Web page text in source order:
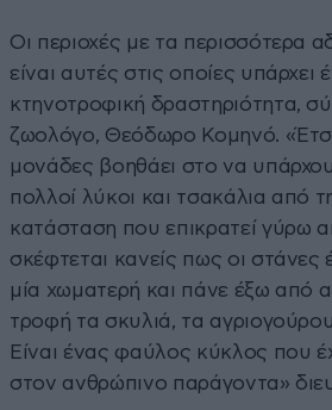
Οι περιοχές με τα περισσότερα
είναι αυτές στις οποίες υπάρχει
κτηνοτροφική δραστηριότητα,
ζωολόγο, Θεόδωρο Κομηνό. «Έτσι
μονάδες βοηθάει στο να
πολλοί λύκοι και τσακάλια από
κατάσταση που επικρατεί γύρω
σκέφτεται κανείς πως οι στάνες
μία χωματερή και πάνε έξω από
τροφή τα σκυλιά, τα
Είναι ένας φαύλος κύκλος που
στον ανθρώπινο παράγοντα»